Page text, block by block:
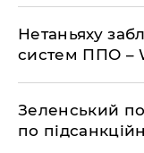
Нетаньяху
систем ППО –
Зеленський
по